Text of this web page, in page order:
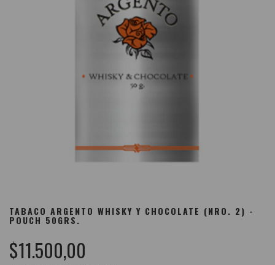
TABACO ARGENTO WHISKY Y CHOCOLATE (NRO. 2) -
POUCH 50GRS.
$11.500,00